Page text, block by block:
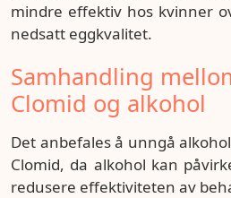
mindre effektiv hos kvinner
nedsatt eggkvalitet.
Samhandling
Clomid og alkohol
Det anbefales å unngå
Clomid, da alkohol kan
redusere effektiviteten av